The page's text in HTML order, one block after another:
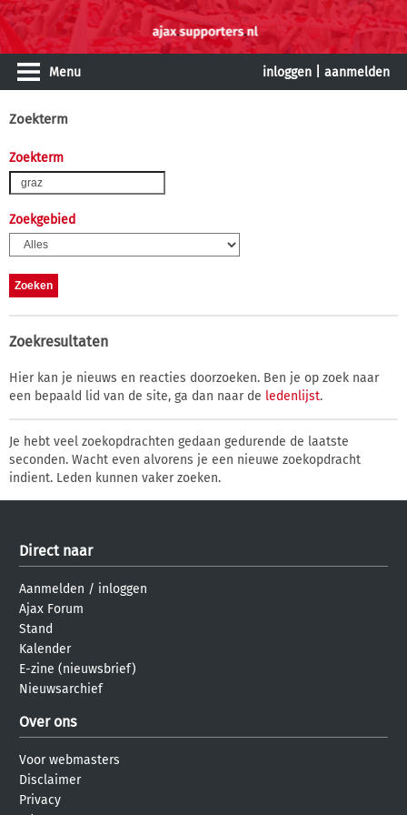
Menu inloggen aanmelden
Zoekterm
Zoekterm
Zoekgebied
Zoekresultaten
Hier kan je nieuws en reacties doorzoeken. Ben je op zoek naar
een bepaald lid van de site, ga dan naar de ledenlijst.
Je hebt veel zoekopdrachten gedaan gedurende de laatste
seconden. Wacht even alvorens je een nieuwe zoekopdracht
indient. Leden kunnen vaker zoeken.
Direct naar
Aanmelden / inloggen
Ajax Forum
Stand
Kalender
E-zine (nieuwsbrief)
Nieuwsarchief
Over ons
Voor webmasters
Disclaimer
Privacy